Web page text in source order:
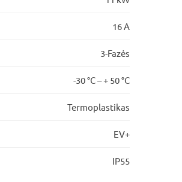
16 A
3-Fazės
-30 °C – + 50 °C
Termoplastikas
EV+
IP55